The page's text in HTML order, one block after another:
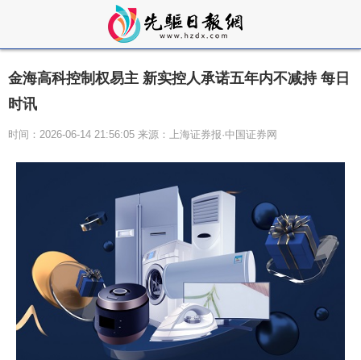
金海高科控制权易主 新实控人承诺五年内不减持 每日
时讯
时间：2026-06-14 21:56:05 来源：上海证券报·中国证券网